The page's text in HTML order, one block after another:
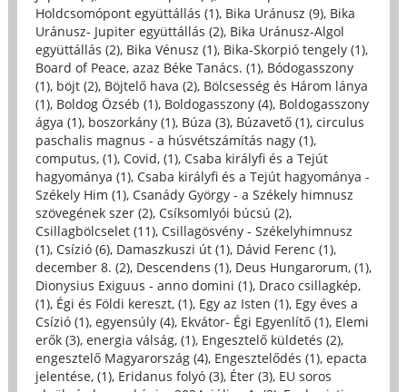
Holdcsomópont együttállás (1), Bika Uránusz (9), Bika
Uránusz- Jupiter együttállás (2), Bika Uránusz-Algol
együttállás (2), Bika Vénusz (1), Bika-Skorpió tengely (1),
Board of Peace, azaz Béke Tanács. (1), Bódogasszony
(1), böjt (2), Böjtelő hava (2), Bölcsesség és Három lánya
(1), Boldog Özséb (1), Boldogasszony (4), Boldogasszony
ágya (1), boszorkány (1), Búza (3), Búzavető (1), circulus
paschalis magnus - a húsvétszámítás nagy (1),
computus, (1), Covid, (1), Csaba királyfi és a Tejút
hagyománya (1), Csaba királyfi és a Tejút hagyománya -
Székely Him (1), Csanády György - a Székely himnusz
szövegének szer (2), Csíksomlyói búcsú (2),
Csillagbölcselet (11), Csillagösvény - Székelyhimnusz
(1), Csízió (6), Damaszkuszi út (1), Dávid Ferenc (1),
december 8. (2), Descendens (1), Deus Hungarorum, (1),
Dionysius Exiguus - anno domini (1), Draco csillagkép,
(1), Égi és Földi kereszt, (1), Egy az Isten (1), Egy éves a
Csízió (1), egyensúly (4), Ekvátor- Égi Egyenlítő (1), Elemi
erők (3), energia válság, (1), Engesztelő küldetés (2),
engesztelő Magyarország (4), Engesztelődés (1), epacta
jelentése, (1), Eridanus folyó (3), Éter (3), EU soros